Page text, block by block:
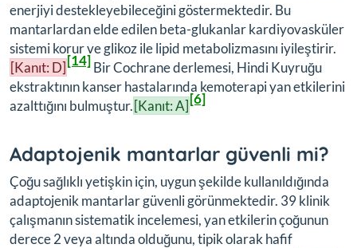
enerjiyi destekleyebileceğini göstermektedir. Bu
mantarlardan elde edilen beta-glukanlar kardiyovasküler
sistemi korur ve glikoz ile lipid metabolizmasını iyileştirir.
[Kanıt: D][14]Bir Cochrane derlemesi, Hindi Kuyruğu
ekstraktının kanser hastalarında kemoterapi yan etkilerini
azalttığını bulmuştur.[Kanıt: A][6]
Adaptojenik mantarlar güvenli mi?
Çoğu sağlıklı yetişkin için, uygun şekilde kullanıldığında
adaptojenik mantarlar güvenli görünmektedir. 39 klinik
çalışmanın sistematik incelemesi, yan etkilerin çoğunun
derece 2 veya altında olduğunu, tipik olarak hafif